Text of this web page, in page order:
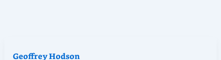
Geoffrey Hodson